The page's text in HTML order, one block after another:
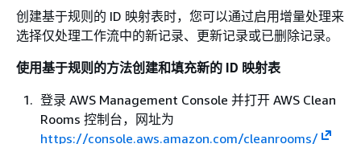
创建基于规则的 ID 映射表时，您可以通过启用增量处理来
选择仅处理工作流中的新记录、更新记录或已删除记录。
使用基于规则的方法创建和填充新的 ID 映射表
登录 AWS Management Console 并打开 AWS Clean
Rooms 控制台，网址为
https://console.aws.amazon.com/cleanrooms/